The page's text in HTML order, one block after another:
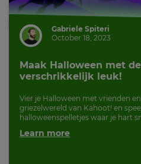
Gabriele Spiteri
October 18, 2023
Maak Halloween met
verschrikkelijk leuk!
Vier je Halloween met vrienden
griezelwereld van Kahoot! en
halloweenspelletjes waar je hart
Learn more